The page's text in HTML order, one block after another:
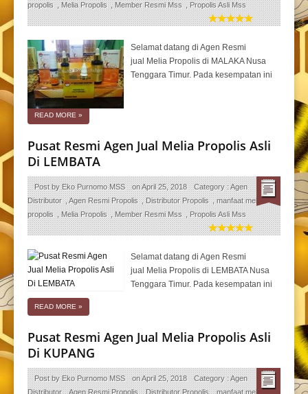
propolis ,Melia Propolis ,Member Resmi Mss ,Propolis Asli Mss
Selamat datang di Agen Resmi
jual Melia Propolis di MALAKA Nusa
Tenggara Timur. Pada kesempatan ini
READ MORE »
Pusat Resmi Agen Jual Melia Propolis Asli
Di LEMBATA
Post byEko Purnomo MSS onApril 25, 2018 Category :Agen
Distributor ,Agen Resmi Propolis ,Distributor Propolis ,manfaat melia
propolis ,Melia Propolis ,Member Resmi Mss ,Propolis Asli Mss
Selamat datang di Agen Resmi
jual Melia Propolis di LEMBATA Nusa
Tenggara Timur. Pada kesempatan ini
READ MORE »
Pusat Resmi Agen Jual Melia Propolis Asli
Di KUPANG
Post byEko Purnomo MSS onApril 25, 2018 Category :Agen
Distributor ,Agen Resmi Propolis ,Distributor Propolis ,manfaat melia